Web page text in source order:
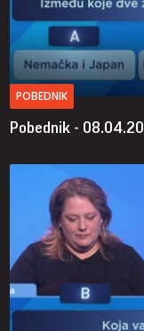
POBEDNIK
Pobednik -